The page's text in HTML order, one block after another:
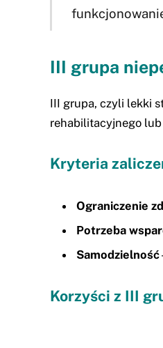
III grupa
III grupa, czyli lekki
rehabilitacyjnego
Kryteria
Ograniczenie
Potrzeba
Samodzielność
Korzyści z III